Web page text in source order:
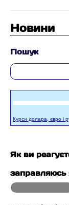
Новини
Пошук
Курси долара, євро і
Як ви
заправляюсь